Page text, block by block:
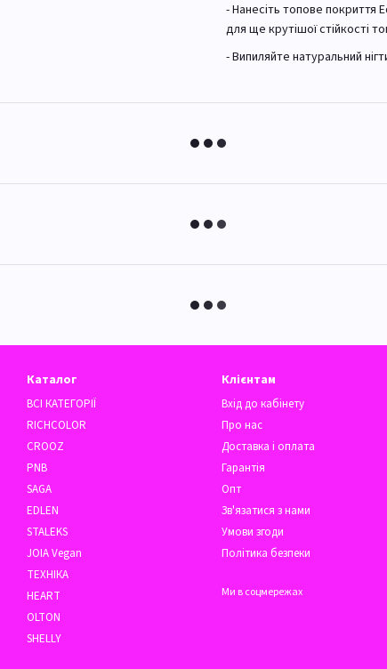
- Нанесіть топове покриття
для ще крутішої стійкості
- Випиляйте натуральний
Каталог
ВСІ КАТЕГОРІЇ
RICHCOLOR
CROOZ
PNB
SAGA
EDLEN
STALEKS
JOIA Vegan
ТЕХНІКА
HEART
OLTON
SHELLY
Клієнтам
Вхід до кабінету
Про нас
Доставка і оплата
Гарантія
Опт
Зв'язатися з нами
Умови згоди
Політика безпеки
Ми в соцмережах